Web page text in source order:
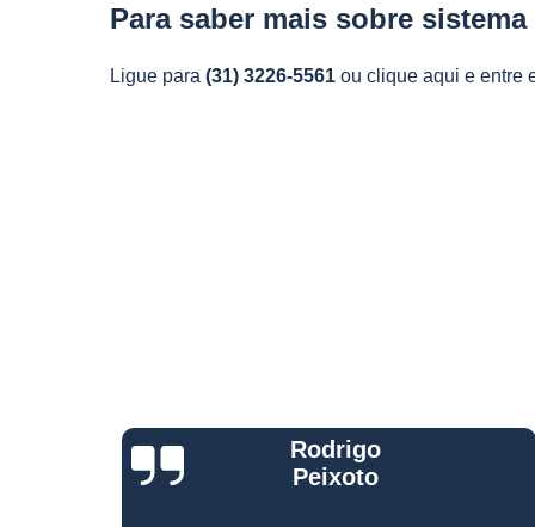
Sensores
fadiga
Sistema
Telemetrias
Para saber mais sobre
Ligue para (31) 3226-5561 ou clique aqui e entre
Jorge Eduardo
Rizzotti